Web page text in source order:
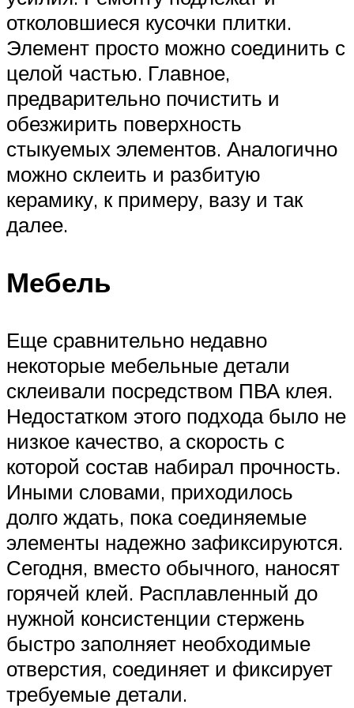
отколовшиеся кусочки плитки.
Элемент просто можно соединить с
целой частью. Главное,
предварительно почистить и
обезжирить поверхность
стыкуемых элементов. Аналогично
можно склеить и разбитую
керамику, к примеру, вазу и так
далее.
Мебель
Еще сравнительно недавно
некоторые мебельные детали
склеивали посредством ПВА клея.
Недостатком этого подхода было не
низкое качество, а скорость с
которой состав набирал прочность.
Иными словами, приходилось
долго ждать, пока соединяемые
элементы надежно зафиксируются.
Сегодня, вместо обычного, наносят
горячей клей. Расплавленный до
нужной консистенции стержень
быстро заполняет необходимые
отверстия, соединяет и фиксирует
требуемые детали.